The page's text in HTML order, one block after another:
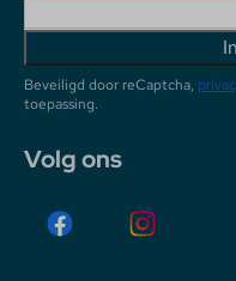
Beveiligd door reCaptcha,
toepassing.
Volg ons